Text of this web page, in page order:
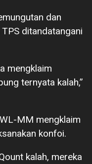
dan
ditandatangani
mengklaim
ternyata kalah,”
MM mengklaim
konfoi.
kalah, mereka